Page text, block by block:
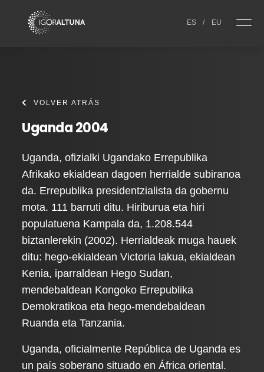
ES / EU
VOLVER ATRÁS
Uganda 2004
Uganda, ofizialki Ugandako Errepublika
Afrikako ekialdean dagoen herrialde subiranoa
da. Errepublika presidentzialista da gobernu
mota. 111 barruti ditu. Hiriburua eta hiri
populatuena Kampala da, 1.208.544
biztanlerekin (2002). Herrialdeak muga hauek
ditu: hego-ekialdean Victoria lakua, ekialdean
Kenia, iparraldean Hego Sudan,
mendebaldean Kongoko Errepublika
Demokratikoa eta hego-mendebaldean
Ruanda eta Tanzania.
Uganda, oficialmente República de Uganda es
un país soberano situado en África oriental.